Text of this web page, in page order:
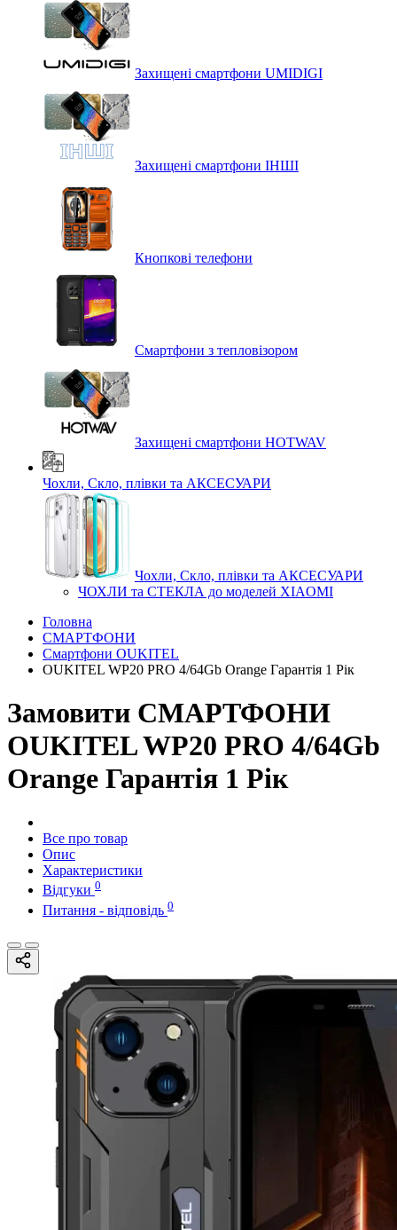
Захищені смартфони UMIDIGI
Захищені смартфони ІНШІ
Кнопкові телефони
Смартфони з тепловізором
Захищені смартфони HOTWAV
Чохли, Скло, плівки та АКСЕСУАРИ
Чохли, Скло, плівки та АКСЕСУАРИ
ЧОХЛИ та СТЕКЛА до моделей XIAOMI
Головна
СМАРТФОНИ
Смартфони OUKITEL
OUKITEL WP20 PRO 4/64Gb Orange Гарантія 1 Рік
Замовити СМАРТФОНИ
OUKITEL WP20 PRO 4/64Gb
Orange Гарантія 1 Рік
Все про товар
Опис
Характеристики
Відгуки 0
Питання - відповідь 0